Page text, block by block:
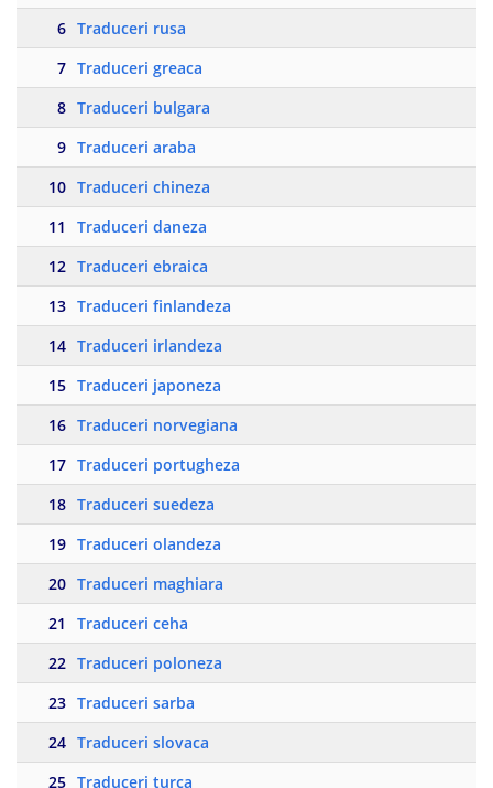
6 Traduceri rusa
7 Traduceri greaca
8 Traduceri bulgara
9 Traduceri araba
10 Traduceri chineza
11
Traduceri daneza
12 Traduceri ebraica
13 Traduceri finlandeza
14 Traduceri irlandeza
15 Traduceri japoneza
16 Traduceri norvegiana
17 Traduceri portugheza
18 Traduceri suedeza
19 Traduceri olandeza
20 Traduceri maghiara
21
Traduceri ceha
22 Traduceri poloneza
23 Traduceri sarba
24 Traduceri slovaca
25 Traduceri turca